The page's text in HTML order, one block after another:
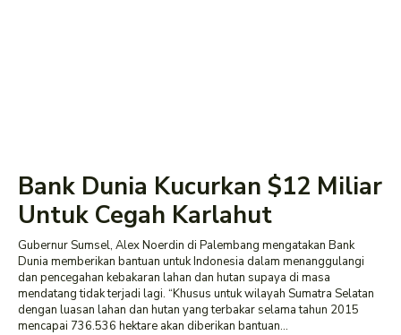
Bank Dunia Kucurkan $12 Miliar
Untuk Cegah Karlahut
Gubernur Sumsel, Alex Noerdin di Palembang mengatakan Bank
Dunia memberikan bantuan untuk Indonesia dalam menanggulangi
dan pencegahan kebakaran lahan dan hutan supaya di masa
mendatang tidak terjadi lagi. “Khusus untuk wilayah Sumatra Selatan
dengan luasan lahan dan hutan yang terbakar selama tahun 2015
mencapai 736.536 hektare akan diberikan bantuan...